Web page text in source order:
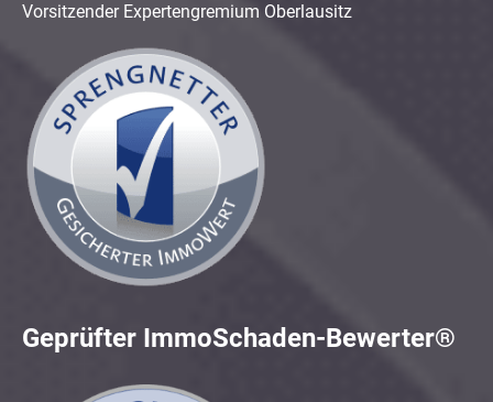
Vorsitzender Expertengremium Oberlausitz
Geprüfter ImmoSchaden-Bewerter®